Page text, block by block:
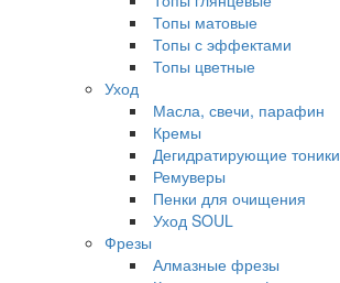
Топы матовые
Топы с эффектами
Топы цветные
Уход
Масла, свечи, парафин
Кремы
Дегидратирующие тоники
Ремуверы
Пенки для очищения
Уход SOUL
Фрезы
Алмазные фрезы